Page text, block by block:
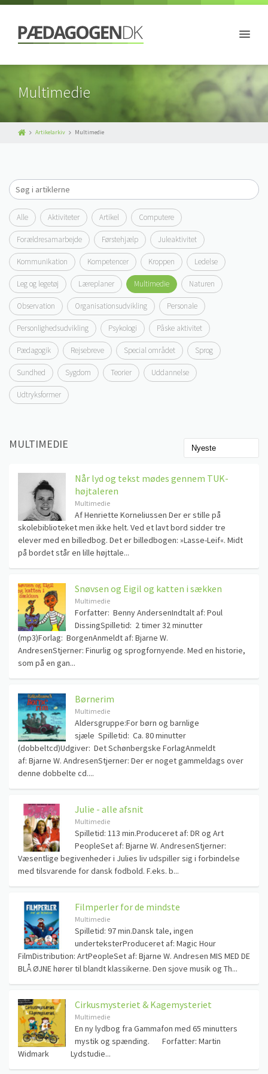
Multimedie
Artikelarkiv Multimedie
Alle Aktiviteter Artikel Computere
Forældresamarbejde Førstehjælp Juleaktivitet
Kommunikation Kompetencer Kroppen Ledelse
Leg og legetøj Læreplaner Multimedie Naturen
Observation Organisationsudvikling Personale
Personlighedsudvikling Psykologi Påske aktivitet
Pædagogik Rejsebreve Special området Sprog
Sundhed Sygdom Teorier Uddannelse
Udtryksformer
MULTIMEDIE
Når lyd og tekst mødes gennem TUK-
højtaleren
Multimedie
Af Henriette Korneliussen Der er stille på
skolebiblioteket men ikke helt. Ved et lavt bord sidder tre
elever med en billedbog. Det er billedbogen: »Lasse-Leif«. Midt
på bordet står en lille højttale...
Snøvsen og Eigil og katten i sækken
Multimedie
Forfatter: Benny AndersenIndtalt af: Poul
DissingSpilletid: 2 timer 32 minutter
(mp3)Forlag: BorgenAnmeldt af: Bjarne W.
AndresenStjerner: Finurlig og sprogfornyende. Med en historie,
som på en gan...
Børnerim
Multimedie
Aldersgruppe:For børn og barnlige
sjæle Spilletid: Ca. 80 minutter
(dobbeltcd)Udgiver: Det Schønbergske ForlagAnmeldt
af: Bjarne W. AndresenStjerner: Der er noget gammeldags over
denne dobbelte cd....
Julie - alle afsnit
Multimedie
Spilletid: 113 min.Produceret af: DR og Art
PeopleSet af: Bjarne W. AndresenStjerner:
Væsentlige begivenheder i Julies liv udspiller sig i forbindelse
med tilsvarende for dansk fodbold. F.eks. b...
Filmperler for de mindste
Multimedie
Spilletid: 97 min.Dansk tale, ingen
underteksterProduceret af: Magic Hour
FilmDistribution: ArtPeopleSet af: Bjarne W. Andresen MIS MED DE
BLÅ ØJNE hører til blandt klassikerne. Den sjove musik og Th...
Cirkusmysteriet & Kagemysteriet
Multimedie
En ny lydbog fra Gammafon med 65 minutters
mystik og spænding. Forfatter: Martin
Widmark Lydstudie...